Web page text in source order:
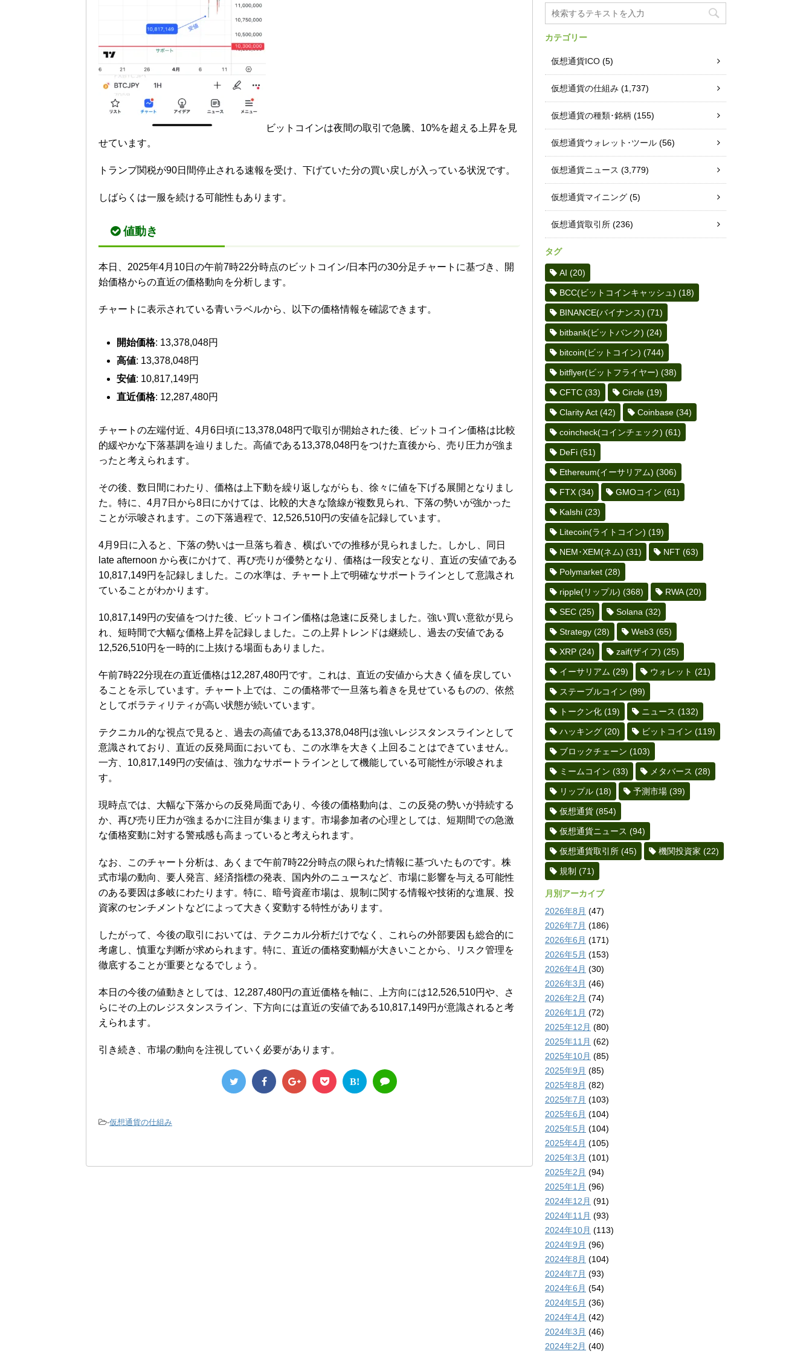
ビットコインは夜間の取引で急騰、10%を超える上昇を見
せています。
トランプ関税が90日間停止される速報を受け、下げていた分の買い戻しが入っている状況です。
しばらくは一服を続ける可能性もあります。
値動き
本日、2025年4月10日の午前7時22分時点のビットコイン/日本円の30分足チャートに基づき、開
始価格からの直近の価格動向を分析します。
チャートに表示されている青いラベルから、以下の価格情報を確認できます。
開始価格: 13,378,048円
高値: 13,378,048円
安値: 10,817,149円
直近価格: 12,287,480円
チャートの左端付近、4月6日頃に13,378,048円で取引が開始された後、ビットコイン価格は比較
的緩やかな下落基調を辿りました。高値である13,378,048円をつけた直後から、売り圧力が強ま
ったと考えられます。
その後、数日間にわたり、価格は上下動を繰り返しながらも、徐々に値を下げる展開となりまし
た。特に、4月7日から8日にかけては、比較的大きな陰線が複数見られ、下落の勢いが強かった
ことが示唆されます。この下落過程で、12,526,510円の安値を記録しています。
4月9日に入ると、下落の勢いは一旦落ち着き、横ばいでの推移が見られました。しかし、同日
late afternoon から夜にかけて、再び売りが優勢となり、価格は一段安となり、直近の安値である
10,817,149円を記録しました。この水準は、チャート上で明確なサポートラインとして意識され
ていることがわかります。
10,817,149円の安値をつけた後、ビットコイン価格は急速に反発しました。強い買い意欲が見ら
れ、短時間で大幅な価格上昇を記録しました。この上昇トレンドは継続し、過去の安値である
12,526,510円を一時的に上抜ける場面もありました。
午前7時22分現在の直近価格は12,287,480円です。これは、直近の安値から大きく値を戻してい
ることを示しています。チャート上では、この価格帯で一旦落ち着きを見せているものの、依然
としてボラティリティが高い状態が続いています。
テクニカル的な視点で見ると、過去の高値である13,378,048円は強いレジスタンスラインとして
意識されており、直近の反発局面においても、この水準を大きく上回ることはできていません。
一方、10,817,149円の安値は、強力なサポートラインとして機能している可能性が示唆されま
す。
現時点では、大幅な下落からの反発局面であり、今後の価格動向は、この反発の勢いが持続する
か、再び売り圧力が強まるかに注目が集まります。市場参加者の心理としては、短期間での急激
な価格変動に対する警戒感も高まっていると考えられます。
なお、このチャート分析は、あくまで午前7時22分時点の限られた情報に基づいたものです。株
式市場の動向、要人発言、経済指標の発表、国内外のニュースなど、市場に影響を与える可能性
のある要因は多岐にわたります。特に、暗号資産市場は、規制に関する情報や技術的な進展、投
資家のセンチメントなどによって大きく変動する特性があります。
したがって、今後の取引においては、テクニカル分析だけでなく、これらの外部要因も総合的に
考慮し、慎重な判断が求められます。特に、直近の価格変動幅が大きいことから、リスク管理を
徹底することが重要となるでしょう。
本日の今後の値動きとしては、12,287,480円の直近価格を軸に、上方向には12,526,510円や、さ
らにその上のレジスタンスライン、下方向には直近の安値である10,817,149円が意識されると考
えられます。
引き続き、市場の動向を注視していく必要があります。
B!
-仮想通貨の仕組み
カテゴリー
仮想通貨ICO (5)
仮想通貨の仕組み (1,737)
仮想通貨の種類･銘柄 (155)
仮想通貨ウォレット･ツール (56)
仮想通貨ニュース (3,779)
仮想通貨マイニング (5)
仮想通貨取引所 (236)
タグ
AI (20)
BCC(ビットコインキャッシュ) (18)
BINANCE(バイナンス) (71)
bitbank(ビットバンク) (24)
bitcoin(ビットコイン) (744)
bitflyer(ビットフライヤー) (38)
CFTC (33) Circle (19)
Clarity Act (42) Coinbase (34)
coincheck(コインチェック) (61)
DeFi (51)
Ethereum(イーサリアム) (306)
FTX (34) GMOコイン (61)
Kalshi (23)
Litecoin(ライトコイン) (19)
NEM･XEM(ネム) (31) NFT (63)
Polymarket (28)
ripple(リップル) (368) RWA(20)
SEC (25) Solana (32)
Strategy (28) Web3 (65)
XRP (24) zaif(ザイフ) (25)
イーサリアム (29) ウォレット (21)
ステーブルコイン (99)
トークン化 (19) ニュース (132)
ハッキング (20) ビットコイン (119)
ブロックチェーン (103)
ミームコイン (33) メタバース (28)
リップル (18) 予測市場 (39)
仮想通貨 (854)
仮想通貨ニュース (94)
仮想通貨取引所 (45) 機関投資家 (22)
規制 (71)
月別アーカイブ
2026年8月 (47)
2026年7月 (186)
2026年6月 (171)
2026年5月 (153)
2026年4月 (30)
2026年3月 (46)
2026年2月 (74)
2026年1月 (72)
2025年12月 (80)
2025年11月 (62)
2025年10月 (85)
2025年9月 (85)
2025年8月 (82)
2025年7月 (103)
2025年6月 (104)
2025年5月 (104)
2025年4月 (105)
2025年3月 (101)
2025年2月 (94)
2025年1月 (96)
2024年12月 (91)
2024年11月 (93)
2024年10月 (113)
2024年9月 (96)
2024年8月 (104)
2024年7月 (93)
2024年6月 (54)
2024年5月 (36)
2024年4月 (42)
2024年3月 (46)
2024年2月 (40)